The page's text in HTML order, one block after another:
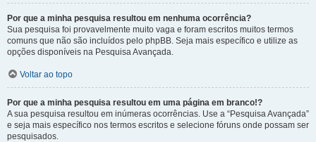
Por que a minha pesquisa resultou em nenhuma ocorrência?
Sua pesquisa foi provavelmente muito vaga e foram escritos muitos termos
comuns que não são incluídos pelo phpBB. Seja mais específico e utilize as
opções disponíveis na Pesquisa Avançada.
Voltar ao topo
Por que a minha pesquisa resultou em uma página em branco!?
A sua pesquisa resultou em inúmeras ocorrências. Use a “Pesquisa Avançada”
e seja mais específico nos termos escritos e selecione fóruns onde possam ser
pesquisados.